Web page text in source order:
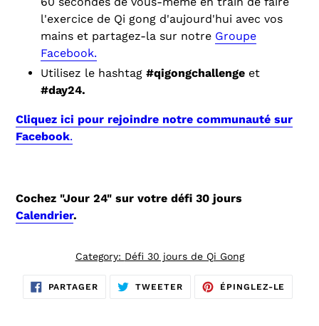
l'exercice de Qi gong d'aujourd'hui avec vos
mains et partagez-la sur notre Groupe
Facebook.
Utilisez le hashtag #qigongchallenge et
#day24.
Cliquez ici pour rejoindre notre communauté sur
Facebook.
Cochez "Jour 24" sur votre défi 30 jours
Calendrier.
Category: Défi 30 jours de Qi Gong
PARTAGER PARTAGER
SUR
TWEETERTWEETER
SUR
ÉPINGLEZ-LE